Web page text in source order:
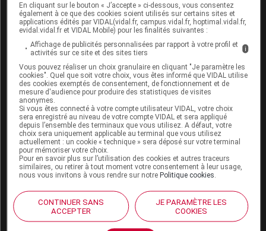
Boutique
VIDAL Expert
VIDAL Hoptimal
eVIDAL
VIDAL Mobile
VIDAL widget
VIDAL Sécurisation
VIDAL e-Services
Espace institutionnel
Qui sommes-nous ?
VIDAL France
Carrières
Charte éthique et
déontologique
Service client
Contact
En cliquant sur le bouton « J’accepte » ci-dessous, vous consentez
également à ce que des cookies soient utilisés sur certains sites et
applications édités par VIDAL(vidal.fr, campus.vidal.fr, hoptimal.vidal.fr,
evidal.vidal.fr et VIDAL Mobile) pour les finalités suivantes :
Affichage de publicités personnalisées par rapport à votre profil et
activités sur ce site et des sites tiers
i
Vous pouvez réaliser un choix granulaire en cliquant "Je paramètre les
cookies". Quel que soit votre choix, vous êtes informé que VIDAL utilise
des cookies exemptés de consentement, de fonctionnement et de
mesure d'audience pour produire des statistiques de visites
anonymes.
Si vous êtes connecté à votre compte utilisateur VIDAL, votre choix
sera enregistré au niveau de votre compte VIDAL et sera appliqué
depuis l’ensemble des terminaux que vous utilisez. A défaut, votre
choix sera uniquement applicable au terminal que vous utilisez
actuellement : un cookie « technique » sera déposé sur votre terminal
pour mémoriser votre choix.
Pour en savoir plus sur l’utilisation des cookies et autres traceurs
similaires, ou retirer à tout moment votre consentement à leur usage,
nous vous invitons à vous rendre sur notrePolitique cookies
CONTINUER SANS
ACCEPTER
JE PARAMÈTRE LES
COOKIES